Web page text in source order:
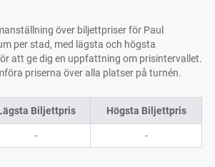
över biljettpriser för Paul
per stad, med lägsta och högsta
att ge dig en uppfattning om prisintervallet.
priserna över alla platser på turnén.
Biljettpris Högsta Biljettpris
- -